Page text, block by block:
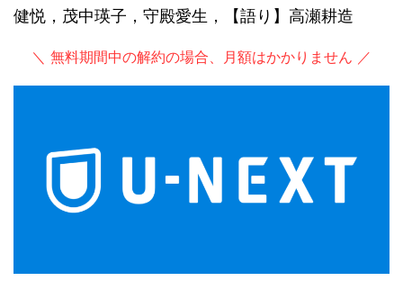
健悦，茂中瑛子，守殿愛生，【語り】高瀬耕造
＼ 無料期間中の解約の場合、月額はかかりません ／